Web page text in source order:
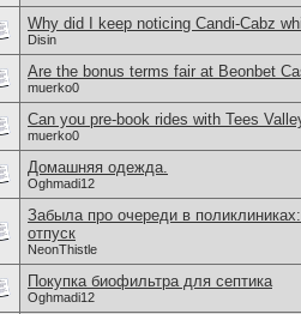
Why did I keep noticing Candi-Cabz
Disin
Are the bonus terms fair at Beonbet
muerko0
Can you pre-book rides with Tees
muerko0
Домашняя одежда.
Oghmadi12
Забыла про очереди в
отпуск
NeonThistle
Покупка биофильтра для септика
Oghmadi12